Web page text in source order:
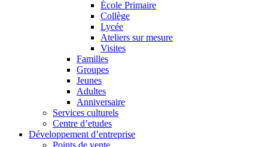
École Primaire
Collège
Lycée
Ateliers sur mesure
Visites
Familles
Groupes
Jeunes
Adultes
Anniversaire
Services culturels
Centre d’etudes
Développement d’entreprise
Points de vente